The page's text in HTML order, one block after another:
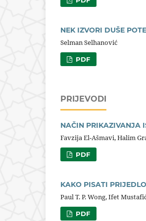
NEK IZVORI DUŠE
Selman Selhanović
PDF
PRIJEVODI
NAČIN PRIKAZIVANJA
Favzija El-Ašmavi, Halim
PDF
KAKO PISATI
Paul T. P. Wong, Ifet
PDF